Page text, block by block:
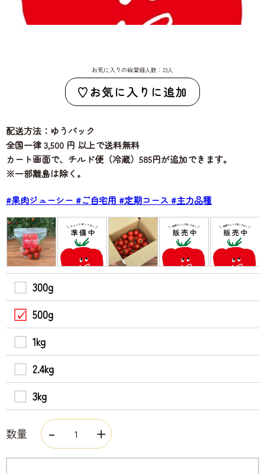
お気に入りの総登録人数：23人
お気に入りに追加
配送方法：ゆうパック
全国一律 3,500 円 以上で送料無料
カート画面で、チルド便（冷蔵）585円が追加できます。
※一部離島は除く。
#果肉ジューシー #ご自宅用 #定期コース #主力品種
300g
500g
1kg
2.4kg
3kg
数量